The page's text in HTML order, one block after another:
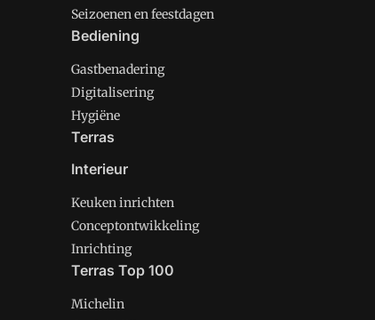
Seizoenen en feestdagen
Bediening
Gastbenadering
Digitalisering
Hygiëne
Terras
Interieur
Keuken inrichten
Conceptontwikkeling
Inrichting
Terras Top 100
Michelin